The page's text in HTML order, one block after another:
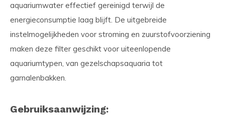
aquariumwater effectief gereinigd terwijl de
energieconsumptie laag blijft. De uitgebreide
instelmogelijkheden voor stroming en zuurstofvoorziening
maken deze filter geschikt voor uiteenlopende
aquariumtypen, van gezelschapsaquaria tot
garnalenbakken.
Gebruiksaanwijzing: